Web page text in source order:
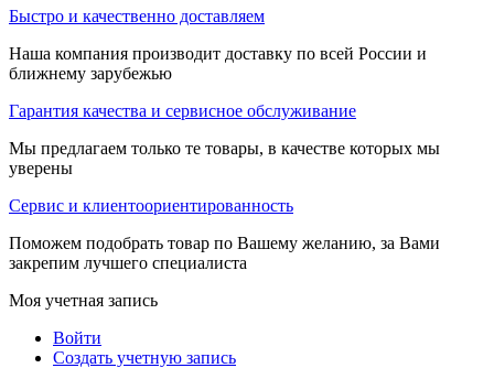
Быстро и качественно доставляем
Наша компания производит доставку по всей России и
ближнему зарубежью
Гарантия качества и сервисное обслуживание
Мы предлагаем только те товары, в качестве которых мы
уверены
Сервис и клиентоориентированность
Поможем подобрать товар по Вашему желанию, за Вами
закрепим лучшего специалиста
Моя учетная запись
Войти
Создать учетную запись